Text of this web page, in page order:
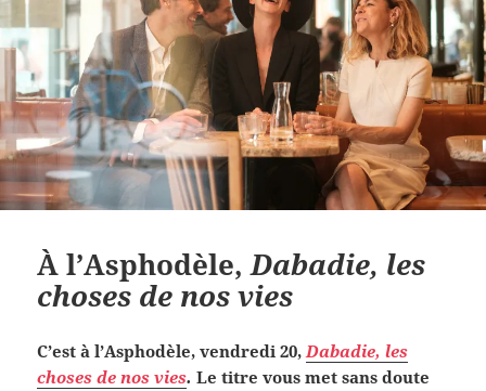
À l’Asphodèle, Dabadie, les
choses de nos vies
C’est à l’Asphodèle, vendredi 20,Dabadie, les
choses de nos vies. Le titre vous met sans doute